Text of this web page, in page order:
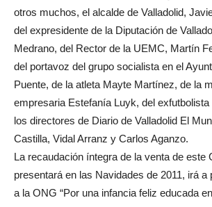
otros muchos, el alcalde de Valladolid,
del expresidente de la Diputación de
Medrano, del Rector de la UEMC, Martín
del portavoz del grupo socialista en el
Puente, de la atleta Mayte Martínez, de la
empresaria Estefanía Luyk, del
los directores de Diario de Valladolid El
Castilla, Vidal Arranz y Carlos Aganzo.
La recaudación íntegra de la venta de este
presentará en las Navidades de 2011, irá
a la ONG “Por una infancia feliz educada